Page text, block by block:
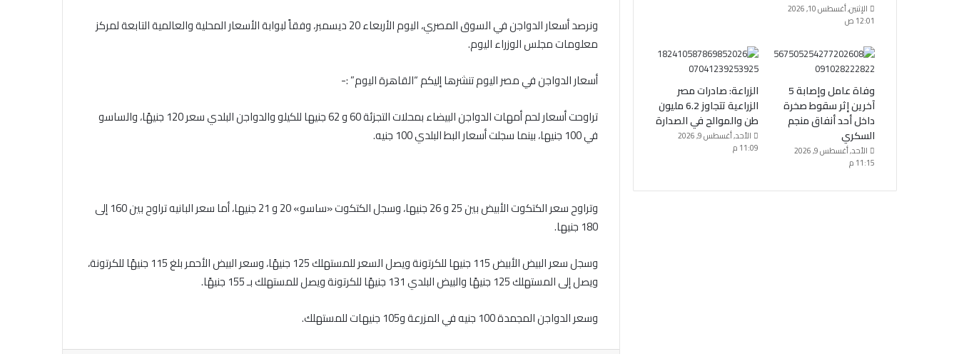
ونرصد أسعار الدواجن في السوق المصري، اليوم الأربعاء 20 ديسمبر، وفقاً لبوابة الأسعار المحلية والعالمية التابعة لمركز
معلومات مجلس الوزراء اليوم.
أسعار الدواجن في مصر اليوم تنشرها إليكم “القاهرة اليوم” :-
تراوحت أسعار لحم أمهات الدواجن البيضاء بمحلات التجزئة 60 و 62 جنيها للكيلو والدواجن البلدي سعر 120 جنيهًا، والساسو
في 100 جنيها، بينما سجلت أسعار البط البلدي 100 جنيه.
وتراوح سعر الكتكوت الأبيض بين 25 و 26 جنيها، وسجل الكتكوت «ساسو» 20 و 21 جنيها، أما سعر البانيه تراوح بين 160 إلى
180 جنيها.
وسجل سعر البيض الأبيض 115 جنيها للكرتونة ويصل السعر للمستهلك 125 جنيهًا، وسعر البيض الأحمر بلغ 115 جنيهًا للكرتونة،
ويصل إلى المستهلك 125 جنيهًا والبيض البلدي 131 جنيهًا للكرتونة ويصل للمستهلك بـ 155 جنيهًا.
وسعر الدواجن المجمدة 100 جنيه في المزرعة و105 جنيهات للمستهلك.
الإثنين, أغسطس 10, 2026
12:01 ص
وفاة عامل وإصابة 5
آخرين إثر سقوط صخرة
داخل أحد أنفاق منجم
السكري
الأحد, أغسطس 9, 2026
11:15 م
الزراعة: صادرات مصر
الزراعية تتجاوز 6.2 مليون
طن والموالح في الصدارة
الأحد, أغسطس 9, 2026
11:09 م